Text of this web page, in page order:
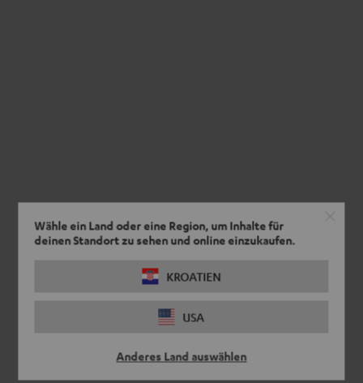
Wähle ein Land oder eine Region, um Inhalte für
deinen Standort zu sehen und online einzukaufen.
KROATIEN
USA
Anderes Land auswählen